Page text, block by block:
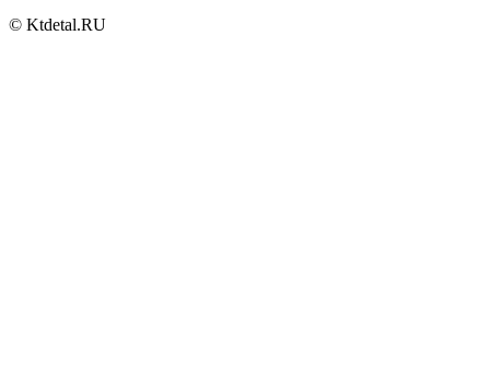
© Ktdetal.RU